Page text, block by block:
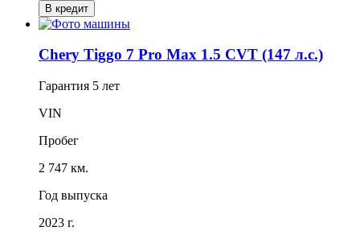
В кредит
Chery Tiggo 7 Pro Max 1.5 CVT (147 л.с.)
Гарантия 5 лет
VIN
Пробег
2 747 км.
Год выпуска
2023 г.